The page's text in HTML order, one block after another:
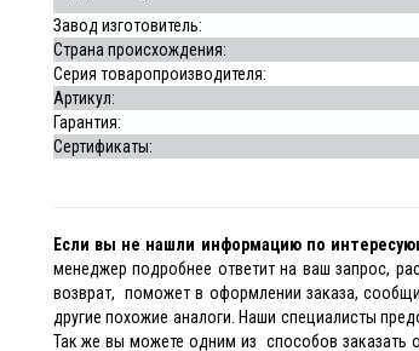
Завод изготовитель:
Страна происхождения:
Серия товаропроизводителя:
Артикул:
Гарантия:
Сертификаты:
Если вы не нашли информацию по
менеджер подробнее ответит на ваш запрос,
возврат, поможет в оформлении заказа,
другие похожие аналоги. Наши специалисты
Так же вы можете одним из способов заказать